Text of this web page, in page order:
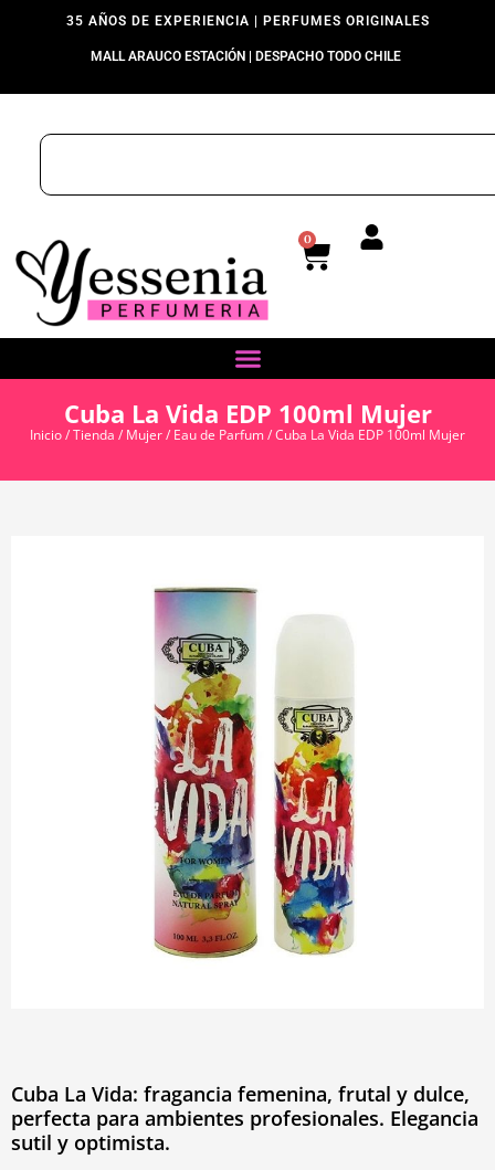
35 AÑOS DE EXPERIENCIA | PERFUMES ORIGINALES
MALL ARAUCO ESTACIÓN | DESPACHO TODO CHILE
0
Cuba La Vida EDP 100ml Mujer
Inicio/Tienda / Mujer/ Eau de Parfum/ Cuba La Vida EDP 100ml Mujer
Cuba La Vida: fragancia femenina, frutal y dulce,
perfecta para ambientes profesionales. Elegancia
sutil y optimista.